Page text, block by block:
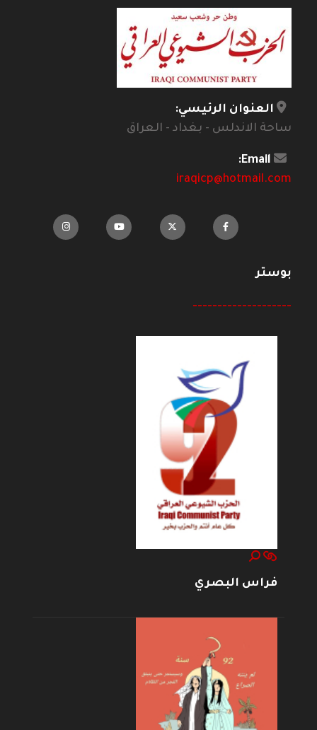
العنوان الرئيسي:
ساحة الاندلس - بغداد - العراق
Email:
iraqicp@hotmail.com
بوستر
--------------------
فراس البصري